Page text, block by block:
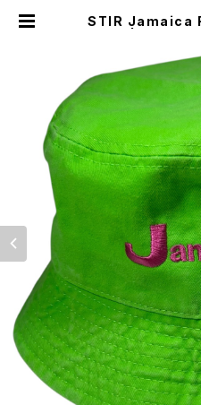
STIR Jamaica